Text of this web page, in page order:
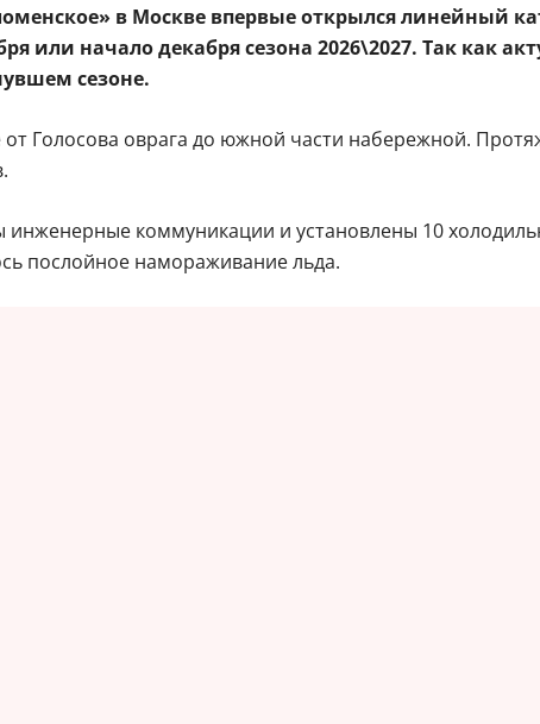
в Москве впервые открылся линейный
или начало декабря сезона 2026\2027. Так как
сезоне.
Голосова оврага до южной части набережной.
коммуникации и установлены 10
послойное намораживание льда.